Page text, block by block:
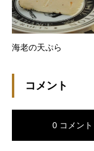
海老の天ぷら
コメント
0 コメント